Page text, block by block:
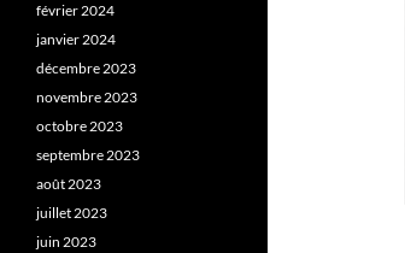
février 2024
janvier 2024
décembre 2023
novembre 2023
octobre 2023
septembre 2023
août 2023
juillet 2023
juin 2023